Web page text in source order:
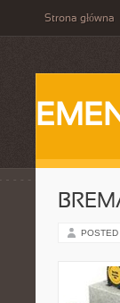
Strona główna
POSTED